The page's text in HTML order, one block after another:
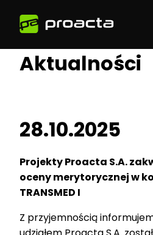
Aktualności
28.10.2025
Projekty Proacta S.A.
oceny merytorycznej w
TRANSMED I
Z przyjemnością